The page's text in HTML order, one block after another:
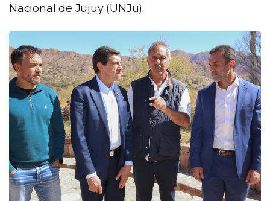
Nacional de Jujuy (UNJu).